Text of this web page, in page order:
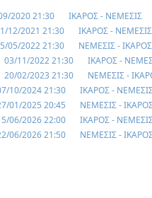
2020 21:30
ΙΚΑΡΟΣ - ΝΕΜΕΣΙΣ
12/2021 21:30
ΙΚΑΡΟΣ - ΝΕΜΕΣΙΣ
05/2022 21:30
ΝΕΜΕΣΙΣ - ΙΚΑΡΟΣ
03/11/2022 21:30
ΙΚΑΡΟΣ -
20/02/2023 21:30
ΝΕΜΕΣΙΣ -
10/2024 21:30
ΙΚΑΡΟΣ -
01/2025 20:45
ΝΕΜΕΣΙΣ -
06/2026 22:00
ΙΚΑΡΟΣ -
06/2026 21:50 ΝΕΜΕΣΙΣ -